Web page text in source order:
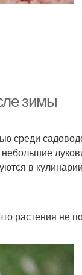
зимы
среди
в
растения не